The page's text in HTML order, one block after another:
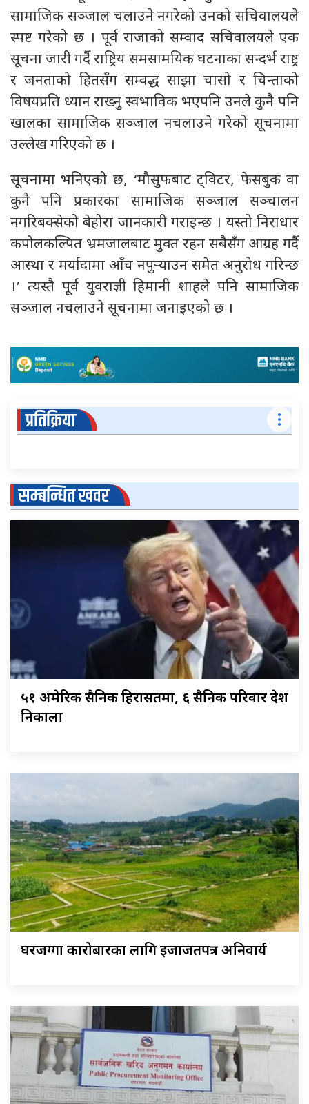
सामाजिक सञ्जाल चलाउने नगरेको उनको सचिवालयले
स्पष्ट गरेको छ । पूर्व राजाको सम्वाद सचिवालयले एक
सूचना जारी गर्दै राष्ट्रिय समसामयिक घटनाका सन्दर्भ राष्ट्र
र जनताको हितसँग सम्वद्ध साझा चासो र चिन्ताको
विषयप्रति ध्यान राख्नु स्वभाविक भएपनि उनले कुनै पनि
खालका सामाजिक सञ्जाल नचलाउने गरेको सूचनामा
उल्लेख गरिएको छ ।
सूचनामा भनिएको छ, ‘मौसुफबाट ट्विटर, फेसबुक वा
कुनै पनि प्रकारका सामाजिक सञ्जाल सञ्चालन
नगरिबक्सेको बेहोरा जानकारी गराइन्छ । यस्तो निराधार
कपोलकल्पित भ्रमजालबाट मुक्त रहन सबैसँग आग्रह गर्दै
आस्था र मर्यादामा आँच नपुर्‍याउन समेत अनुरोध गरिन्छ
।’ त्यस्तै पूर्व युवराज्ञी हिमानी शाहले पनि सामाजिक
सञ्जाल नचलाउने सूचनामा जनाइएको छ ।
प्रतिक्रिया
सम्बन्धित खवर
५१ अमेरिकी सैनिक हिरासतमा, ६ सैनिक परिवार देश
निकाला
घरजग्गा कारोबारका लागि इजाजतपत्र अनिवार्य